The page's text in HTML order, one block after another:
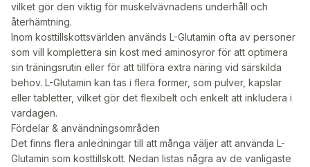
vilket gör den viktig för muskelvävnadens underhåll och
återhämtning.
Inom kosttillskottsvärlden används L-Glutamin ofta av personer
som vill komplettera sin kost med aminosyror för att optimera
sin träningsrutin eller för att tillföra extra näring vid särskilda
behov. L-Glutamin kan tas i flera former, som pulver, kapslar
eller tabletter, vilket gör det flexibelt och enkelt att inkludera i
vardagen.
Fördelar & användningsområden
Det finns flera anledningar till att många väljer att använda L-
Glutamin som kosttillskott. Nedan listas några av de vanligaste